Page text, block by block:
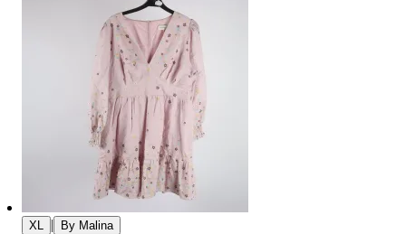
XL | By Malina